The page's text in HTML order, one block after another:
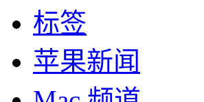
标签
苹果新闻